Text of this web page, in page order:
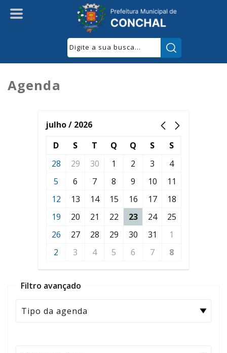
Agenda
julho / 2026
D
S T Q Q S
S
28
29 30 1 2 3
4
5
6 7 8 9 10
11
12
13 14 15 16 17
18
19
20 21 22 23 24
25
26
27 28 29 30 31
1
2
3 4 5 6 7 8
Filtro avançado